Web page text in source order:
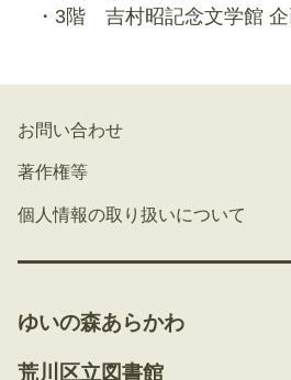
・3階 吉村昭記念文学館
お問い合わせ
著作権等
個人情報の取り扱いについて
ゆいの森あらかわ
荒川区立図書館